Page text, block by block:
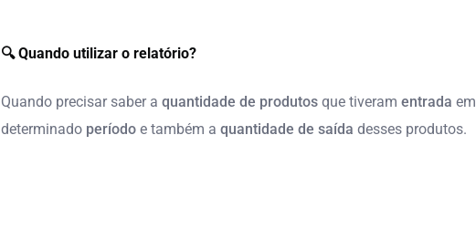
🔍 Quando utilizar o relatório?
Quando precisar saber a quantidade de produtosque tiveram entrada em
determinado períodoe também a quantidade de saída desses produtos.